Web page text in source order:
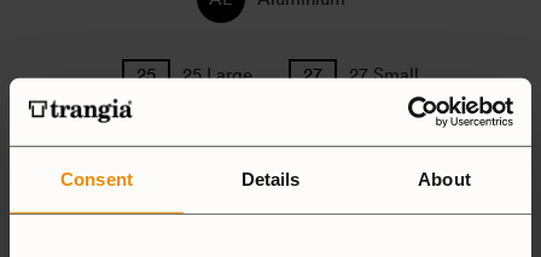
Consent Details About
25 Large 27 Small
Camping Set
Spirit Burner Gas Burner